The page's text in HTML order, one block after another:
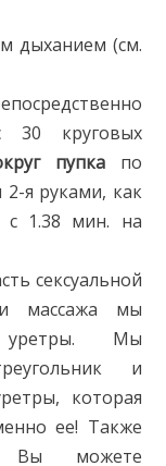
дыханием (см.
30 круговых
пупкапо
2-я руками, как
с 1.38 мин. на
сексуальной
массажа мы
уретры. Мы
и
которая
ее! Также
Вы можете